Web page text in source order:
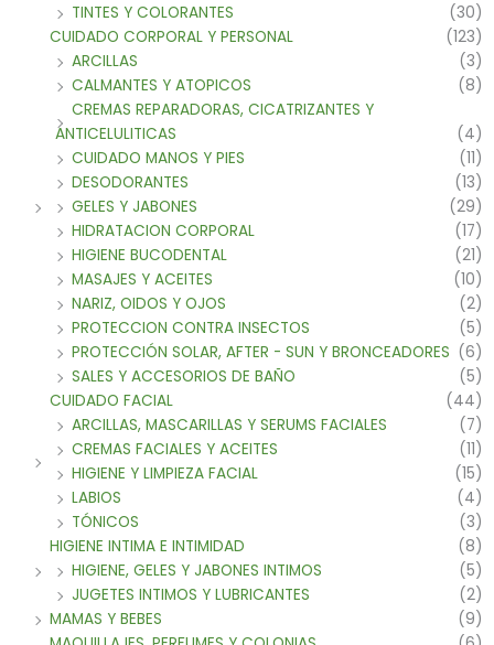
TINTES Y COLORANTES
(30)
CUIDADO CORPORAL Y PERSONAL
(123)
ARCILLAS
(3)
CALMANTES Y ATOPICOS
(8)
CREMAS REPARADORAS, CICATRIZANTES Y
ANTICELULITICAS
(4)
CUIDADO MANOS Y PIES
(11)
DESODORANTES
(13)
GELES Y JABONES
(29)
HIDRATACION CORPORAL
(17)
HIGIENE BUCODENTAL
(21)
MASAJES Y ACEITES
(10)
NARIZ, OIDOS Y OJOS
(2)
PROTECCION CONTRA INSECTOS
(5)
PROTECCIÓN SOLAR, AFTER - SUN Y BRONCEADORES (6)
SALES Y ACCESORIOS DE BAÑO
(5)
CUIDADO FACIAL
(44)
ARCILLAS, MASCARILLAS Y SERUMS FACIALES
(7)
CREMAS FACIALES Y ACEITES
(11)
HIGIENE Y LIMPIEZA FACIAL
(15)
LABIOS
(4)
TÓNICOS
(3)
HIGIENE INTIMA E INTIMIDAD
(8)
HIGIENE, GELES Y JABONES INTIMOS
(5)
JUGETES INTIMOS Y LUBRICANTES
(2)
MAMAS Y BEBES
(9)